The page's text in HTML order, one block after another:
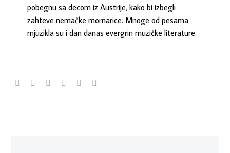
pobegnu sa decom iz Austrije, kako bi izbegli
zahteve nemačke mornarice. Mnoge od pesama
mjuzikla su i dan danas evergrin muzičke literature.